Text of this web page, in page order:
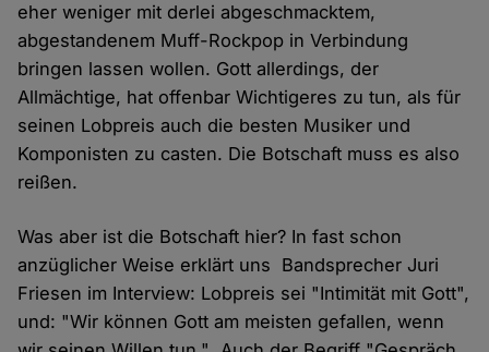
eher weniger mit derlei abgeschmacktem,
abgestandenem Muff-Rockpop in Verbindung
bringen lassen wollen. Gott allerdings, der
Allmächtige, hat offenbar Wichtigeres zu tun, als für
seinen Lobpreis auch die besten Musiker und
Komponisten zu casten. Die Botschaft muss es also
reißen.
Was aber ist die Botschaft hier? In fast schon
anzüglicher Weise erklärt uns Bandsprecher Juri
Friesen im Interview: Lobpreis sei "Intimität mit Gott",
und: "Wir können Gott am meisten gefallen, wenn